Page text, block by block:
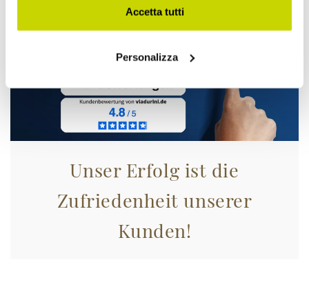
Accetta tutti
Personalizza
Unser Erfolg ist die
Zufriedenheit unserer
Kunden!